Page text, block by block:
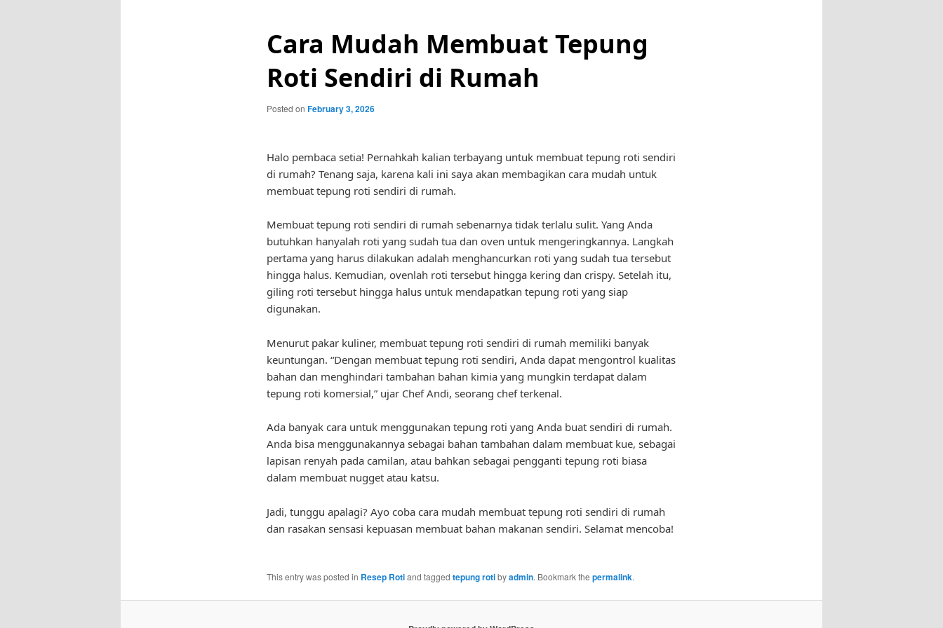
Cara Mudah Membuat Tepung
Roti Sendiri di Rumah
Posted on February 3, 2026
Halo pembaca setia! Pernahkah kalian terbayang untuk membuat tepung roti sendiri
di rumah? Tenang saja, karena kali ini saya akan membagikan cara mudah untuk
membuat tepung roti sendiri di rumah.
Membuat tepung roti sendiri di rumah sebenarnya tidak terlalu sulit. Yang Anda
butuhkan hanyalah roti yang sudah tua dan oven untuk mengeringkannya. Langkah
pertama yang harus dilakukan adalah menghancurkan roti yang sudah tua tersebut
hingga halus. Kemudian, ovenlah roti tersebut hingga kering dan crispy. Setelah itu,
giling roti tersebut hingga halus untuk mendapatkan tepung roti yang siap
digunakan.
Menurut pakar kuliner, membuat tepung roti sendiri di rumah memiliki banyak
keuntungan. “Dengan membuat tepung roti sendiri, Anda dapat mengontrol kualitas
bahan dan menghindari tambahan bahan kimia yang mungkin terdapat dalam
tepung roti komersial,” ujar Chef Andi, seorang chef terkenal.
Ada banyak cara untuk menggunakan tepung roti yang Anda buat sendiri di rumah.
Anda bisa menggunakannya sebagai bahan tambahan dalam membuat kue, sebagai
lapisan renyah pada camilan, atau bahkan sebagai pengganti tepung roti biasa
dalam membuat nugget atau katsu.
Jadi, tunggu apalagi? Ayo coba cara mudah membuat tepung roti sendiri di rumah
dan rasakan sensasi kepuasan membuat bahan makanan sendiri. Selamat mencoba!
This entry was posted in Resep Rotiand tagged tepung rotibyadmin. Bookmark the permalink.